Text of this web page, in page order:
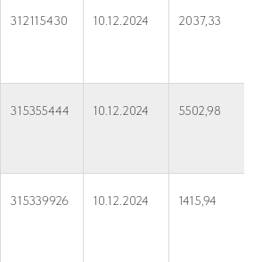
312115430 10.12.2024 2037,33
315355444 10.12.2024 5502,98
315339926 10.12.2024 1415,94